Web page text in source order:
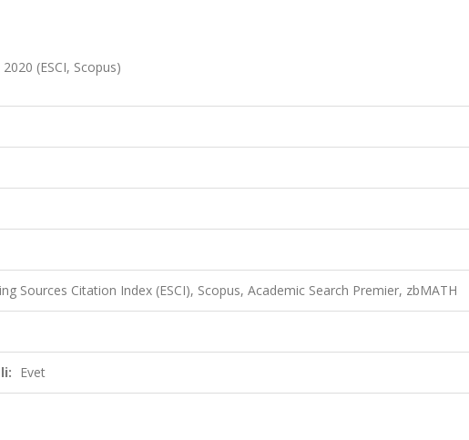
(ESCI, Scopus)
Sources Citation Index (ESCI), Scopus, Academic Search Premier, zbMATH
Evet